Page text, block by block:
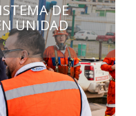
DE
UNIDAD